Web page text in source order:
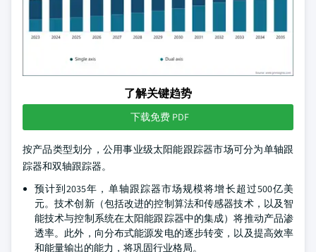
了解关键趋势
下载免费 PDF
按产品类型划分，公用事业级太阳能跟踪器市场可分为单轴跟
踪器和双轴跟踪器。
预计到2035年，单轴跟踪器市场规模将增长超过500亿美
元。技术创新（包括改进的控制算法和传感器技术，以及智
能技术与控制系统在太阳能跟踪器中的集成）将推动产品渗
透率。此外，向分布式能源发电的逐步转变，以及提高效率
和能量输出的能力，将巩固行业格局。